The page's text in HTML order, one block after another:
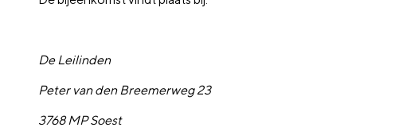
De Leilinden
Peter van den Breemerweg 23
3768 MP Soest